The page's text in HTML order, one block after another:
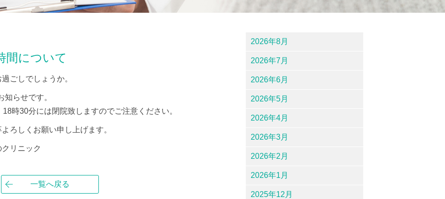
間について
ごしでしょうか。
らせです。
時30分には閉院致しますのでご注意ください。
ろしくお願い申し上げます。
リニック
一覧へ戻る
2026年8月
2026年7月
2026年6月
2026年5月
2026年4月
2026年3月
2026年2月
2026年1月
2025年12月